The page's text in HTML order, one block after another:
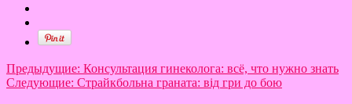
Предыдущие: Консультация гинеколога: всё, что нужно знать
Следующие: Страйкбольна граната: від гри до бою